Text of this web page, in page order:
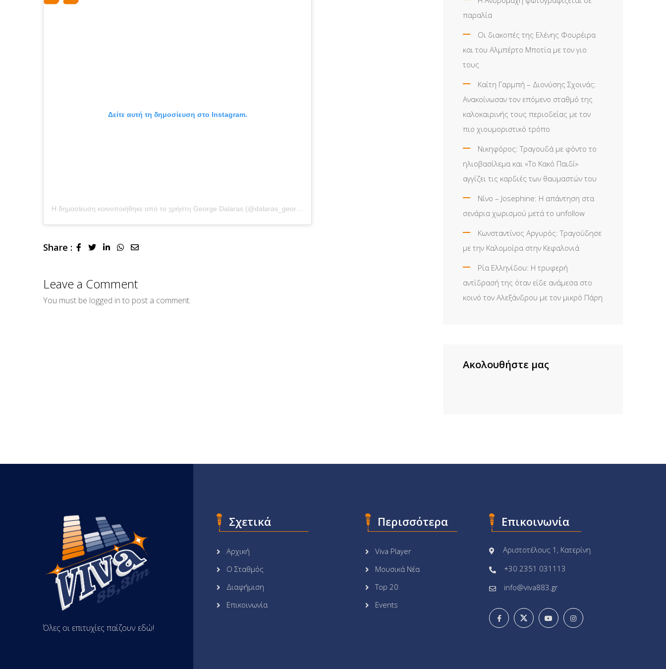
Δείτε αυτή τη δημοσίευση στο Instagram.
Η δημοσίευση κοινοποιήθηκε από το χρήστη George Dalaras (@dalaras_george_official)
Share : LinkedInWhatsapp
Share
Leave a Comment
You must be logged in to post a comment.
παραλία
Οι διακοπές της Ελένης Φουρέιρα
και του Αλμπέρτο Μποτία με τον γιο
τους
Καίτη Γαρμπή – Διονύσης Σχοινάς:
Ανακοίνωσαν τον επόμενο σταθμό της
καλοκαιρινής τους περιοδείας με τον
πιο χιουμοριστικό τρόπο
Νικηφόρος: Τραγουδά με φόντο το
ηλιοβασίλεμα και «Το Κακό Παιδί»
αγγίζει τις καρδιές των θαυμαστών του
Νίνο – Josephine: Η απάντηση στα
σενάρια χωρισμού μετά το unfollow
Κωνσταντίνος Αργυρός: Τραγούδησε
με την Καλομοίρα στην Κεφαλονιά
Ρία Ελληνίδου: H τρυφερή
αντίδρασή της όταν είδε ανάμεσα στο
κοινό τον Αλεξάνδρου με τον μικρό Πάρη
Ακολουθήστε μας
Όλες οι επιτυχίες παίζουν εδώ!
Σχετικά
Αρχική
Ο Σταθμός
Διαφήμιση
Επικοινωνία
Περισσότερα
Viva Player
Μουσικά Νέα
Top 20
Events
Επικοινωνία
Αριστοτέλους 1, Κατερίνη
+30 2351 031113
info@viva883.gr